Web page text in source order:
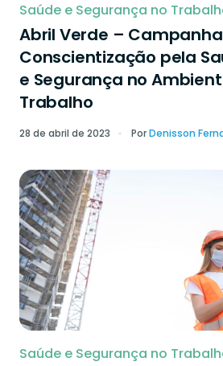
Saúde e Segurança no
Abril Verde –
Conscientização pela
e Segurança no
Trabalho
28 de abril de 2023 PorDenisson
Saúde e Segurança no